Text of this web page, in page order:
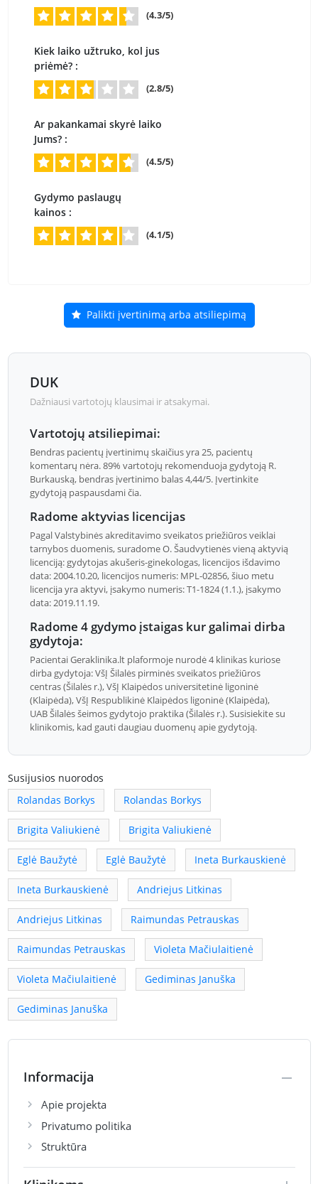
(4.3/5)
Kiek laiko užtruko, kol jus
priėmė? :
(2.8/5)
Ar pakankamai skyrė laiko
Jums? :
(4.5/5)
Gydymo paslaugų
kainos :
(4.1/5)
Palikti įvertinimą arba atsiliepimą
DUK
Dažniausi vartotojų klausimai ir atsakymai.
Vartotojų atsiliepimai:
Bendras pacientų įvertinimų skaičius yra 25, pacientų
komentarų nėra. 89% vartotojų rekomenduoja gydytoją R.
Burkauską, bendras įvertinimo balas 4,44/5. Įvertinkite
gydytoją paspausdami čia.
Radome aktyvias licencijas
Pagal Valstybinės akreditavimo sveikatos priežiūros veiklai
tarnybos duomenis, suradome O. Šaudvytienės vieną aktyvią
licenciją: gydytojas akušeris-ginekologas, licencijos išdavimo
data: 2004.10.20, licencijos numeris: MPL-02856, šiuo metu
licencija yra aktyvi, įsakymo numeris: T1-1824 (1.1.), įsakymo
data: 2019.11.19.
Radome 4 gydymo įstaigas kur galimai dirba
gydytoja:
Pacientai Geraklinika.lt plaformoje nurodė 4 klinikas kuriose
dirba gydytoja: VšĮ Šilalės pirminės sveikatos priežiūros
centras (Šilalės r.), VšĮ Klaipėdos universitetinė ligoninė
(Klaipėda), VšĮ Respublikinė Klaipėdos ligoninė (Klaipėda),
UAB Šilalės šeimos gydytojo praktika (Šilalės r.). Susisiekite su
klinikomis, kad gauti daugiau duomenų apie gydytoją.
Susijusios nuorodos
Rolandas Borkys
Rolandas Borkys
Brigita Valiukienė Brigita Valiukienė
Eglė Baužytė Eglė Baužytė Ineta Burkauskienė
Ineta Burkauskienė Andriejus Litkinas
Andriejus Litkinas Raimundas Petrauskas
Raimundas Petrauskas Violeta Mačiulaitienė
Violeta Mačiulaitienė Gediminas Januška
Gediminas Januška
Informacija
Apie projekta
Privatumo politika
Struktūra